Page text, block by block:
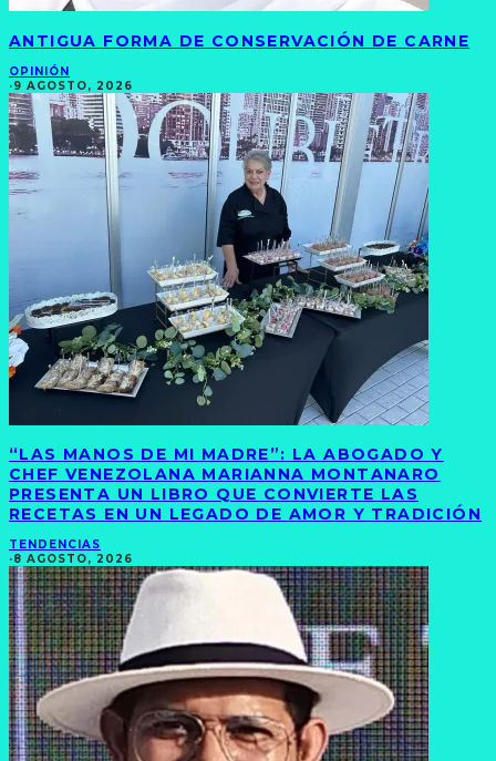
ANTIGUA FORMA DE CONSERVACIÓN DE CARNE
OPINIÓN
·9 AGOSTO, 2026
“LAS MANOS DE MI MADRE”: LA ABOGADO Y
CHEF VENEZOLANA MARIANNA MONTANARO
PRESENTA UN LIBRO QUE CONVIERTE LAS
RECETAS EN UN LEGADO DE AMOR Y TRADICIÓN
TENDENCIAS
·8 AGOSTO, 2026